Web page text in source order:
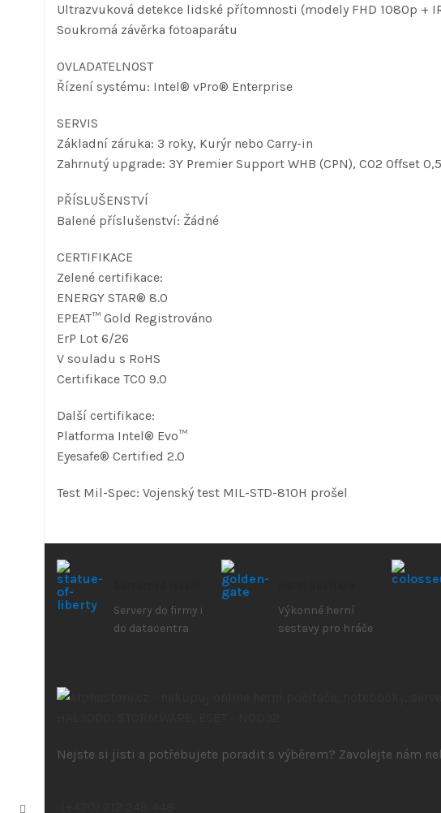
Ultrazvuková detekce lidské přítomnosti (modely FHD 1080p +
Soukromá závěrka fotoaparátu
OVLADATELNOST
Řízení systému: Intel® vPro® Enterprise
SERVIS
Základní záruka: 3 roky, Kurýr nebo Carry-in
Zahrnutý upgrade: 3Y Premier Support WHB (CPN), CO2 Offset
PŘÍSLUŠENSTVÍ
Balené příslušenství: Žádné
CERTIFIKACE
Zelené certifikace:
ENERGY STAR® 8.0
EPEAT™ Gold Registrováno
ErP Lot 6/26
V souladu s RoHS
Certifikace TCO 9.0
Další certifikace:
Platforma Intel® Evo™
Eyesafe® Certified 2.0
Test Mil-Spec: Vojenský test MIL-STD-810H prošel
Servery do firmy i
do datacentra
Výkonné herní
sestavy pro hráče
Nejste si jisti a potřebujete poradit s výběrem? Zavolejte nám